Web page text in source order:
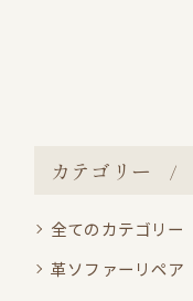
カテゴリー
全てのカテゴリー
革ソファーリペア